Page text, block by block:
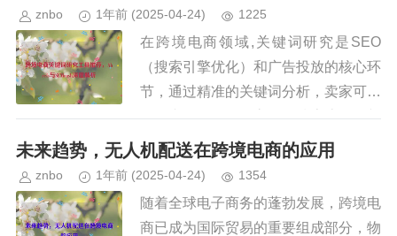
znbo 1年前 (2025-04-24) 1225
在跨境电商领域,关键词研究是SEO
（搜索引擎优化）和广告投放的核心环
节，通过精准的关键词分析，卖家可以
优化产品页面、提高自然搜索流量，并
制定更有效的付费广告策略，市场上最
未来趋势，无人机配送在跨境电商的应用
znbo 1年前 (2025-04-24) 1354
随着全球电子商务的蓬勃发展，跨境电
商已成为国际贸易的重要组成部分，物